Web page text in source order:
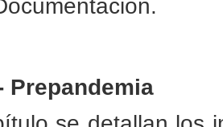
Prepandemia